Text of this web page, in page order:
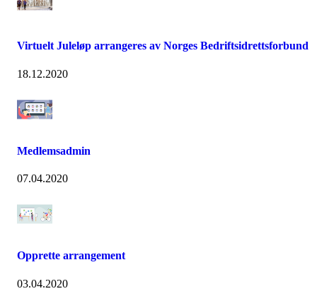
Virtuelt Juleløp arrangeres av Norges Bedriftsidrettsforbund
18.12.2020
Medlemsadmin
07.04.2020
Opprette arrangement
03.04.2020